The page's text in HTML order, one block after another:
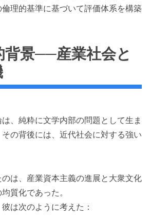
理的基準に基づいて評価体系を構築
背景──産業社会と
、純粋に文学内部の問題として生ま
の背後には、近代社会に対する強い
は、産業資本主義の進展と大衆文化
質化であった。
は次のように考えた：